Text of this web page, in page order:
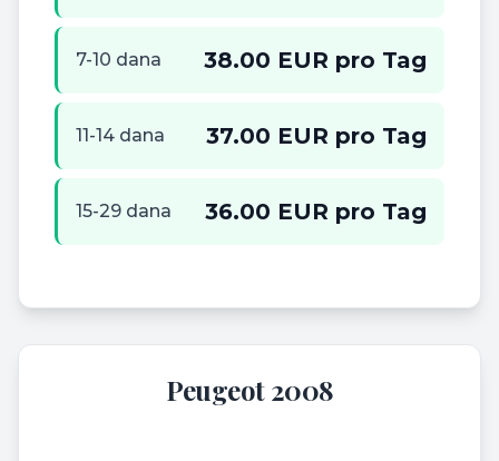
7-10 dana 38.00 EUR pro Tag
11-14 dana 37.00 EUR pro Tag
15-29 dana 36.00 EUR pro Tag
Peugeot 2008